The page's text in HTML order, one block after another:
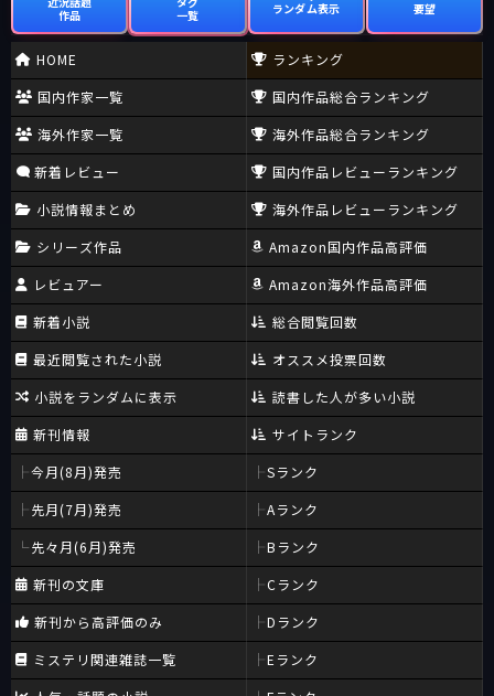
作品
一覧
ランダム表示 要望
HOME
国内作家一覧
海外作家一覧
新着レビュー
小説情報まとめ
シリーズ作品
レビュアー
新着小説
最近閲覧された小説
小説をランダムに表示
新刊情報
今月(8月)発売
先月(7月)発売
先々月(6月)発売
新刊の文庫
新刊から高評価のみ
ミステリ関連雑誌一覧
ランキング
国内作品総合ランキング
海外作品総合ランキング
国内作品レビューランキング
海外作品レビューランキング
Amazon国内作品高評価
Amazon海外作品高評価
総合閲覧回数
オススメ投票回数
読書した人が多い小説
サイトランク
Sランク
Aランク
Bランク
Cランク
Dランク
Eランク